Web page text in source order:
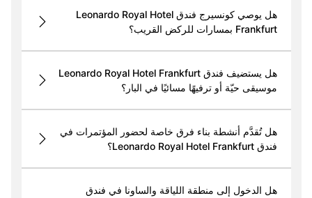
هل يوصي كونسيرج فندق Leonardo Royal Hotel
Frankfurt بمسارات للركض القريب؟
هل يستضيف فندق Leonardo Royal Hotel Frankfurt
موسيقى حيّة أو ترفيهًا مسائيًا في البار؟
هل تُقدَّم أنشطة بناء فرق خاصة لحضور المؤتمرات في
فندق Leonardo Royal Hotel Frankfurt؟
هل الدخول إلى منطقة اللياقة والساونا في فندق